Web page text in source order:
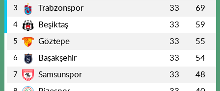
3 Trabzonspor 33 69
4 Beşiktaş 33 59
5 Göztepe 33 55
6 Başakşehir 33 54
7 Samsunspor 33 48